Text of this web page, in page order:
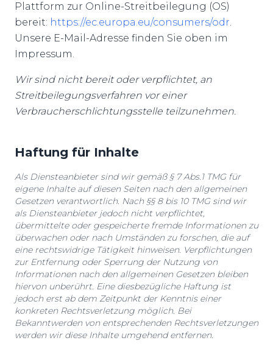
Plattform zur Online-Streitbeilegung (OS)
bereit: https://ec.europa.eu/consumers/odr.
Unsere E-Mail-Adresse finden Sie oben im
Impressum.
Wir sind nicht bereit oder verpflichtet, an
Streitbeilegungsverfahren vor einer
Verbraucherschlichtungsstelle teilzunehmen.
Haftung für Inhalte
Als Diensteanbieter sind wir gemäß § 7 Abs.1 TMG für
eigene Inhalte auf diesen Seiten nach den allgemeinen
Gesetzen verantwortlich. Nach §§ 8 bis 10 TMG sind wir
als Diensteanbieter jedoch nicht verpflichtet,
übermittelte oder gespeicherte fremde Informationen zu
überwachen oder nach Umständen zu forschen, die auf
eine rechtswidrige Tätigkeit hinweisen. Verpflichtungen
zur Entfernung oder Sperrung der Nutzung von
Informationen nach den allgemeinen Gesetzen bleiben
hiervon unberührt. Eine diesbezügliche Haftung ist
jedoch erst ab dem Zeitpunkt der Kenntnis einer
konkreten Rechtsverletzung möglich. Bei
Bekanntwerden von entsprechenden Rechtsverletzungen
werden wir diese Inhalte umgehend entfernen.